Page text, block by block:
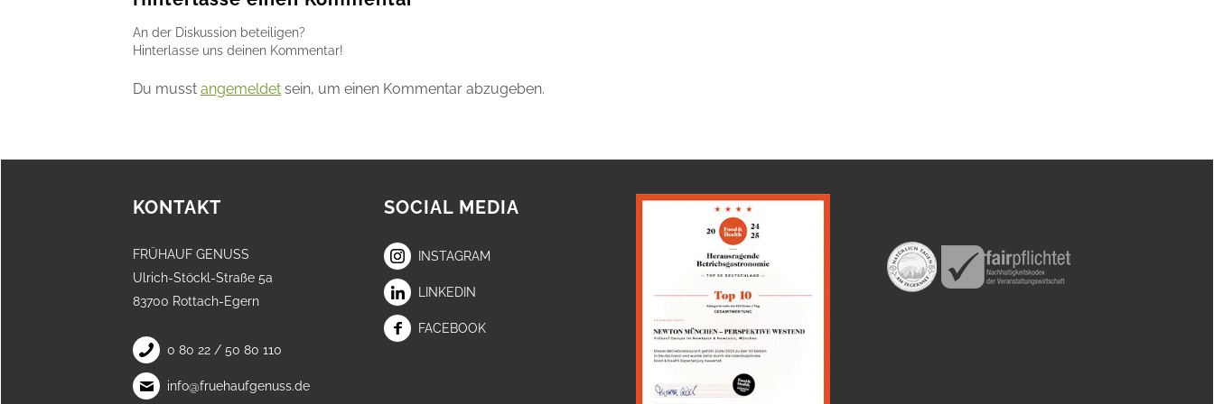
An der Diskussion beteiligen?
Hinterlasse uns deinen Kommentar!
Du musst angemeldet sein, um einen Kommentar abzugeben.
KONTAKT
FRÜHAUF GENUSS
Ulrich-Stöckl-Straße 5a
83700 Rottach-Egern
0 80 22 / 50 80 110
info@fruehaufgenuss.de
SOCIAL MEDIA
INSTAGRAM
LINKEDIN
FACEBOOK